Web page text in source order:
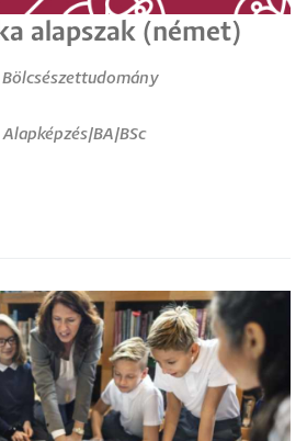
alapszak (német)
Bölcsészettudomány
Alapképzés/BA/BSc